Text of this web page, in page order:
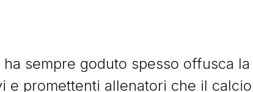
sempre goduto spesso offusca la
e promettenti allenatori che il calcio